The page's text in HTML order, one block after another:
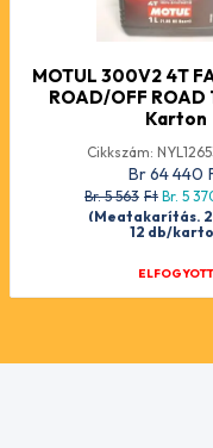
MOTUL 300V2 4T
ROAD/OFF ROAD
Karton
Cikkszám:
Br 64 440
Br. 5 563 Ft Br. 5
(Megtakarítás. 2
12 db/
ELFOGYOTT